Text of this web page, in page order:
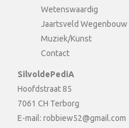
Wetenswaardig
Jaartsveld Wegenbouw
Muziek/Kunst
Contact
SilvoldePediA
Hoofdstraat 85
7061 CH Terborg
E-mail: robbiew52@gmail.com